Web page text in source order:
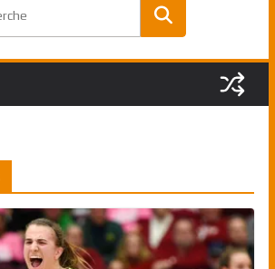
Gasol dans l’histoire en 2002 :
européen sacré Rookie de
Gobert, deuxième Français élu